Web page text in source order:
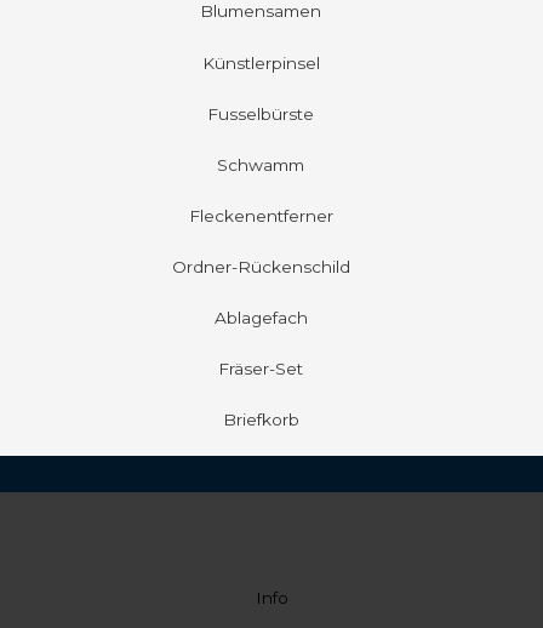
Blumensamen
Künstlerpinsel
Fusselbürste
Schwamm
Fleckenentferner
Ordner-Rückenschild
Ablagefach
Fräser-Set
Briefkorb
Info